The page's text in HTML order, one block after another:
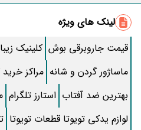
متن بنر زیارت قبول کربلا و تبریک
اگر شما هم جگر مرغ می خورید حتما
طرز تهیه کیک خیس خانگی با طعمی فوق
طرز تهیه “پیتزا مخلوط” خانگی + نکات
بیو عاشقانه انگلیسی با معنی؛ متن
لینک های ویژه
قیمت جاروبرقی بوش کلینیک
ماساژور گردن و شانه مراکز
بهترین ضد آفتاب استارز تلگرام
لوازم یدکی تویوتا قطعات تویوتا